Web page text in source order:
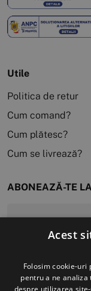
Utile
Politica de retur
Cum comand?
Cum plătesc?
Cum se livrează?
ABONEAZĂ-TE
Acest
Folosim cookie-
pentru a ne
despre utilizarea